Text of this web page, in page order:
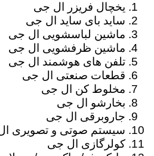
یخچال فریزر ال جی
ساید بای ساید ال جی
ماشین لباسشویی ال جی
ماشین ظرفشویی ال جی
تلفن های هوشمند ال جی
قطعات صنعتی ال جی
مخلوط کن ال جی
بخارشو ال جی
جاروبرقی ال جی
سیستم صوتی و تصویری
کولرگازی ال جی